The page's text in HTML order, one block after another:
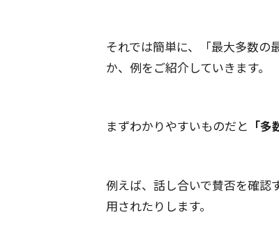
それでは簡単に、「最大多数の
か、例をご紹介していきます。
まずわかりやすいものだと 「多
例えば、話し合いで賛否を確認
用されたりします。